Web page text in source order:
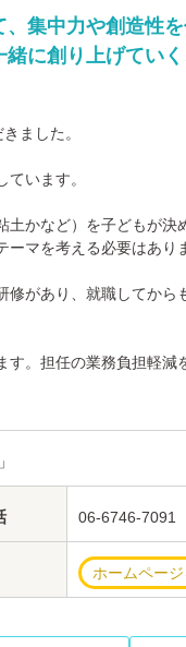
集中力や創造性
に創り上げてい
ました。
います。
土かなど）を子どもが決
マを考える必要はあり
修があり、就職してから
。担任の業務負担軽減
06-6746-7091
ホームペー